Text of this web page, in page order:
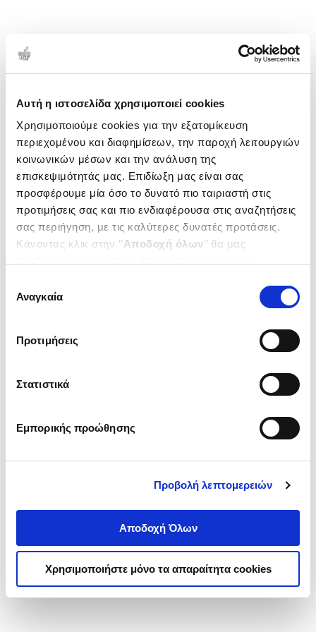
Αυτή η ιστοσελίδα χρησιμοποιεί cookies
Χρησιμοποιούμε cookies για την εξατομίκευση
περιεχομένου και διαφημίσεων, την παροχή λειτουργιών
κοινωνικών μέσων και την ανάλυση της
επισκεψιμότητάς μας. Επιδίωξη μας είναι σας
προσφέρουμε μία όσο το δυνατό πιο ταιριαστή στις
προτιμήσεις σας και πιο ενδιαφέρουσα στις αναζητήσεις
σας περιήγηση, με τις καλύτερες δυνατές προτάσεις.
Κάνοντας κλικ στην ‘’Αποδοχή όλων’’ θα μας
ενδιαφέρουν και να επιλέξετε από τα παρακάτω με την
΄΄και να ενημερωθείτε σχετικά με
συγκατάθεσης
Αναγκαία
Προτιμήσεις
Στατιστικά
Εμπορικής προώθησης
Προβολή λεπτομερειών
Αποδοχή Όλων
Χρησιμοποιήστε μόνο τα απαραίτητα cookies